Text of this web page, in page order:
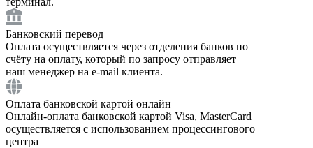
Банковский перевод
Оплата осуществляется через отделения банков по
счёту на оплату, который по запросу отправляет
наш менеджер на e-mail клиента.
Оплата банковской картой онлайн
Онлайн-оплата банковской картой Visa, MasterCard
осуществляется с использованием процессингового
центра